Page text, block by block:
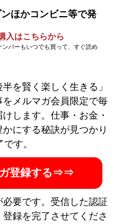
ほかコンビニ等で発
入はこちらから
バーもいつでも買って、すぐ読め
を賢く楽しく生きる」
メルマガ会員限定で毎
します。仕事・お金・
にする秘訣が見つかり
す。
登録する⇒⇒
要です。受信した認証
録を完了させてくださ